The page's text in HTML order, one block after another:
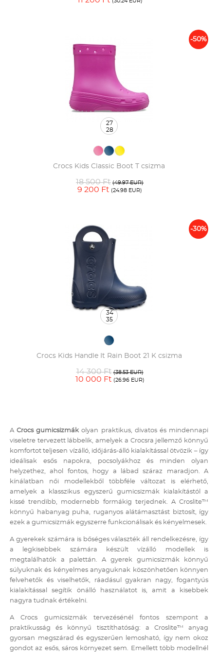
-50%
Crocs Kids Classic Boot T csizma
18 500 Ft (49.97 EUR)
9 200 Ft (24.98 EUR)
27
28
-30%
Crocs Kids Handle It Rain Boot 21 K csizma
14 300 Ft (38.53 EUR)
10 000 Ft (26.96 EUR)
34
35
A Crocs gumicsizmákolyan praktikus, divatos és mindennapi
viseletre tervezett lábbelik, amelyek a Crocsra jellemző könnyű
komfortot teljesen vízálló, időjárás-álló kialakítással ötvözik – így
ideálisak esős napokra, pocsolyákhoz és minden olyan
helyzethez, ahol fontos, hogy a lábad száraz maradjon. A
kínálatban női modellekből többféle változat is elérhető,
amelyek a klasszikus egyszerű gumicsizmák kialakítástól a
kissé trendibb, modernebb formákig terjednek. A Croslite™
könnyű habanyag puha, ruganyos alátámasztást biztosít, így
ezek a gumicsizmák egyszerre funkcionálisak és kényelmesek.
A gyerekek számára is bőséges választék áll rendelkezésre, így
a legkisebbek számára készült vízálló modellek is
megtalálhatók a palettán. A gyerek gumicsizmák könnyű
súlyuknak és kényelmes anyaguknak köszönhetően könnyen
felvehetők és viselhetők, ráadásul gyakran nagy, fogantyús
kialakítással segítik önálló használatot is, amit a kisebbek
nagyra tudnak értékelni.
A Crocs gumicsizmák tervezésénél fontos szempont a
praktikusság és könnyű tisztíthatóság: a Croslite™ anyag
gyorsan megszárad és egyszerűen lemosható, így nem okoz
gondot az esős, sáros környezet sem. Emellett több modellnél